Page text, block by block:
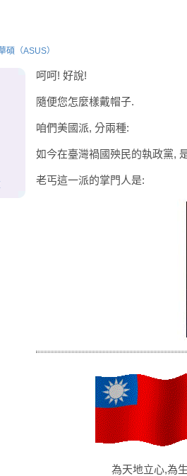
碩（ASUS）
呵呵! 好說!
隨便您怎麼樣戴帽子.
咱們美國派, 分兩種:
如今在臺灣禍國殃民的執政黨,
老丐這一派的掌門人是:
為天地立心,為